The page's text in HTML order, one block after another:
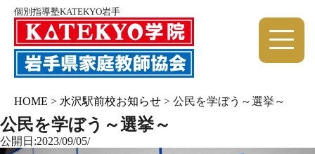
個別指導塾KATEKYO岩手
HOME > 水沢駅前校お知らせ > 公民を学ぼう～選挙～
公民を学ぼう～選挙～
公開日:2023/09/05/